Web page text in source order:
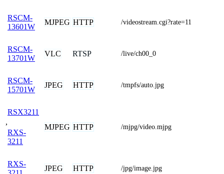
RSCM-
13601W
MJPEG HTTP /videostream.cgi?rate=11
RSCM-
13701W
VLC RTSP /live/ch00_0
RSCM-
15701W
JPEG HTTP /tmpfs/auto.jpg
RSX3211
,
RXS-
3211
MJPEG HTTP /mjpg/video.mjpg
RXS-
JPEG HTTP /jpg/image.jpg